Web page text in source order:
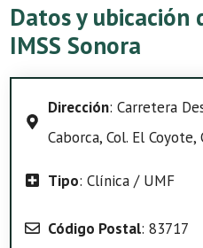
Datos y ubicación
IMSS Sonora
Dirección: Carretera
Caborca, Col. El Coyote,
Tipo: Clínica / UMF
Código Postal: 83717